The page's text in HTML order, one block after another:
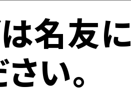
名友に
い。